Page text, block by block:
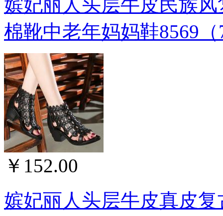
嫔妃丽人头层牛皮民族
棉靴中老年妈妈鞋8569（
￥152.00
嫔妃丽人头层牛皮真皮